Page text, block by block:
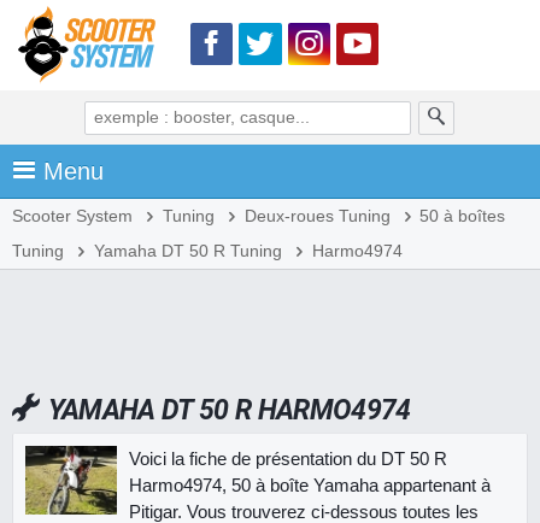
Menu
Scooter System Tuning Deux-roues Tuning
50 à boîtes
Tuning
Yamaha DT 50 R Tuning Harmo4974
YAMAHA DT 50 R HARMO4974
Voici la fiche de présentation du DT 50 R
Harmo4974, 50 à boîte Yamaha appartenant à
Pitigar. Vous trouverez ci-dessous toutes les